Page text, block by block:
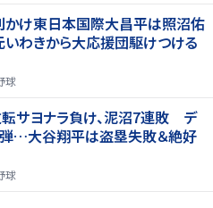
かけ東日本国際大昌平は照沼佑
わきから大応援団駆けつける
球
サヨナラ負け、泥沼7連敗 デ
…大谷翔平は盗塁失敗＆絶好
球